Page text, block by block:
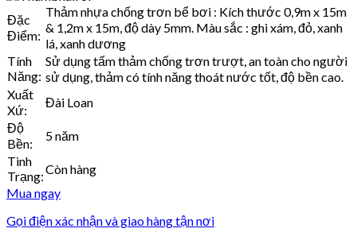
Đặc
Điểm:
Thảm nhựa chống trơn bể bơi : Kích thước 0,9m x 15m
& 1,2m x 15m, độ dày 5mm. Màu sắc : ghi xám, đỏ, xanh
lá, xanh dương
Tính
Năng:
Sử dụng tấm thảm chống trơn trượt, an toàn cho người
sử dụng, thảm có tính năng thoát nước tốt, độ bền cao.
Xuất
Xứ:
Đài Loan
Độ
Bền:
5 năm
Tình
Trạng:Còn hàng
Mua ngay
Gọi điện xác nhận và giao hàng tận nơi